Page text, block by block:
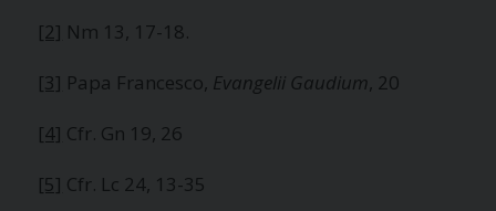
[2] Nm 13, 17-18.
[3] Papa Francesco, Evangelii Gaudium, 20
[4] Cfr. Gn 19, 26
[5] Cfr. Lc 24, 13-35